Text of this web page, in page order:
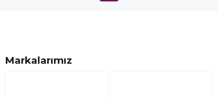
Markalarımız